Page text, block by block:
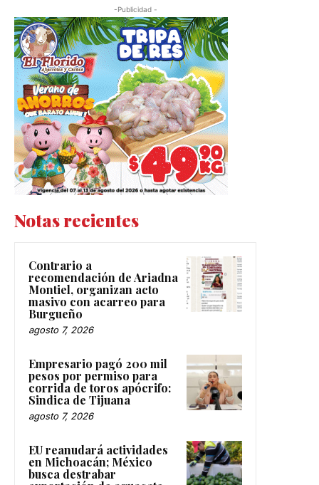
-Publicidad -
Notas recientes
Contrario a
recomendación de Ariadna
Montiel, organizan acto
masivo con acarreo para
Burgueño
agosto 7, 2026
Empresario pagó 200 mil
pesos por permiso para
corrida de toros apócrifo:
Sindica de Tijuana
agosto 7, 2026
EU reanudará actividades
en Michoacán; México
busca destrabar